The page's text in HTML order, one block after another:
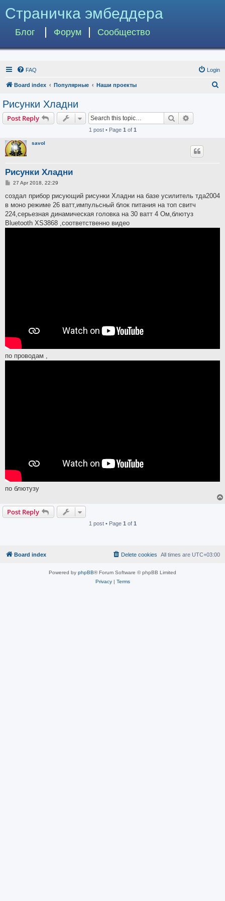
Страничка эмбеддера
Блог Форум Сообщество
FAQ Login
Board index Популярные Наши проекты
Рисунки Хладни
Post Reply Search
1 post • Page 1 of 1
savol
Рисунки Хладни
P
s
27 Apr 2018, 22:29
создал прибор рисующий рисунки Хладни на базе усилитель тда2004
в моно режиме 26 ватт,импульсный блок питания на топ свитч
224,серьезная динамическая головка на 30 ватт 4 Ом,блютуз
Bluetooth XS3868 ,соответственно видео
по проводам ,
по блютузу
Post Reply
1 post • Page 1 of 1
Board index All times are UTC+03:00
Delete cookies
Powered by phpBB® Forum Software © phpBB Limited
Privacy| Terms